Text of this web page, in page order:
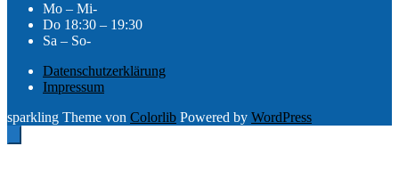
Mo – Mi-
Do 18:30 – 19:30
Sa – So-
Datenschutzerklärung
Impressum
sparkling Theme von Colorlib Powered by WordPress